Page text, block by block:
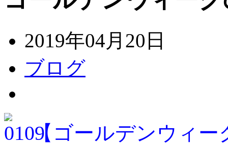
2019年04月20日
ブログ
【ゴールデンウィー